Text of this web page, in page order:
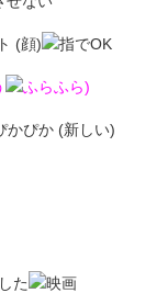
)
た